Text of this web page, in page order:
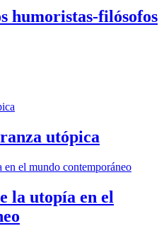
humoristas-filósofos
utópica
la utopía en el